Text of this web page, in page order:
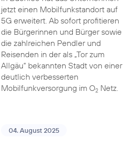
jetzt einen Mobilfunkstandort auf
5G erweitert. Ab sofort profitieren
die Bürgerinnen und Bürger sowie
die zahlreichen Pendler und
Reisenden in der als „Tor zum
Allgäu“ bekannten Stadt von einer
deutlich verbesserten
Mobilfunkversorgung im O2Netz.
04. August 2025